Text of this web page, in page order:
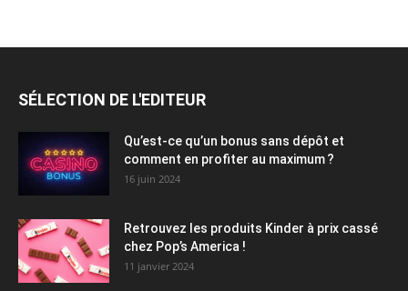
SÉLECTION DE L'EDITEUR
Qu’est-ce qu’un bonus sans dépôt et
comment en profiter au maximum ?
16 juin 2024
Retrouvez les produits Kinder à prix cassé
chez Pop’s America !
11 janvier 2024